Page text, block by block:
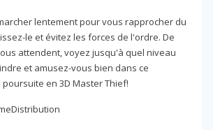
lentement pour vous rapprocher du
le et évitez les forces de l'ordre. De
attendent, voyez jusqu'à quel niveau
et amusez-vous bien dans ce
en 3D Master Thief!